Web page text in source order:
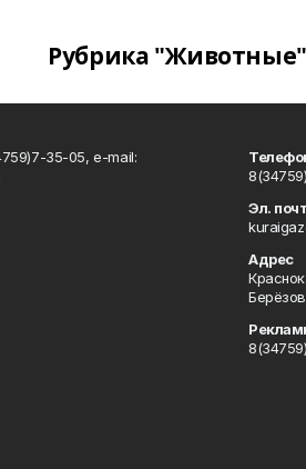
Рубрика "Животные"
35-05, e-mail:
Эл.
Адрес